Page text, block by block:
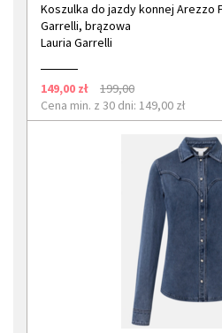
Koszulka do jazdy konnej Arezzo
Garrelli, brązowa
Lauria Garrelli
149,00 zł
199,00
Cena min. z 30 dni: 149,00 zł